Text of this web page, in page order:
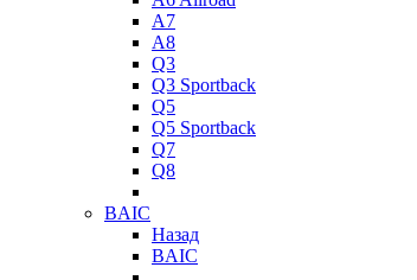
A7
A8
Q3
Q3 Sportback
Q5
Q5 Sportback
Q7
Q8
BAIC
Назад
BAIC